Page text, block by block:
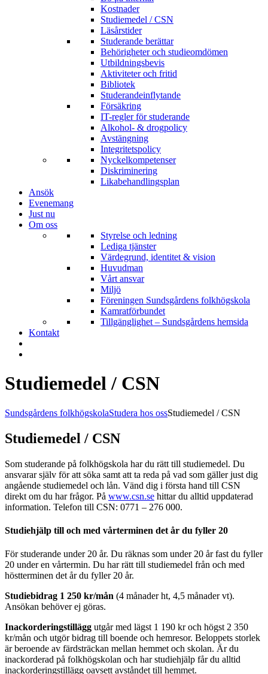
Kostnader
Studiemedel / CSN
Läsårstider
Studerande berättar
Behörigheter och studieomdömen
Utbildningsbevis
Aktiviteter och fritid
Bibliotek
Studerandeinflytande
Försäkring
IT-regler för studerande
Alkohol- & drogpolicy
Avstängning
Integritetspolicy
Nyckelkompetenser
Diskriminering
Likabehandlingsplan
Ansök
Evenemang
Just nu
Om oss
Styrelse och ledning
Lediga tjänster
Värdegrund, identitet & vision
Huvudman
Vårt ansvar
Miljö
Föreningen Sundsgårdens folkhögskola
Kamratförbundet
Tillgänglighet – Sundsgårdens hemsida
Kontakt
Studiemedel / CSN
Sundsgårdens folkhögskolaStudera hos ossStudiemedel / CSN
Studiemedel / CSN
Som studerande på folkhögskola har du rätt till studiemedel. Du
ansvarar själv för att söka samt att ta reda på vad som gäller just dig
angående studiemedel och lån. Vänd dig i första hand till CSN
direkt om du har frågor. På www.csn.se hittar du alltid uppdaterad
information. Telefon till CSN: 0771 – 276 000.
Studiehjälp till och med vårterminen det år du fyller 20
För studerande under 20 år. Du räknas som under 20 år fast du fyller
20 under en vårtermin. Du har rätt till studiemedel från och med
höstterminen det år du fyller 20 år.
Studiebidrag 1 250 kr/mån (4 månader ht, 4,5 månader vt).
Ansökan behöver ej göras.
Inackorderingstillägg utgår med lägst 1 190 kr och högst 2 350
kr/mån och utgör bidrag till boende och hemresor. Beloppets storlek
är beroende av färdsträckan mellan hemmet och skolan. Är du
inackorderad på folkhögskolan och har studiehjälp får du alltid
inackorderingstillägg oavsett avståndet till hemmet.